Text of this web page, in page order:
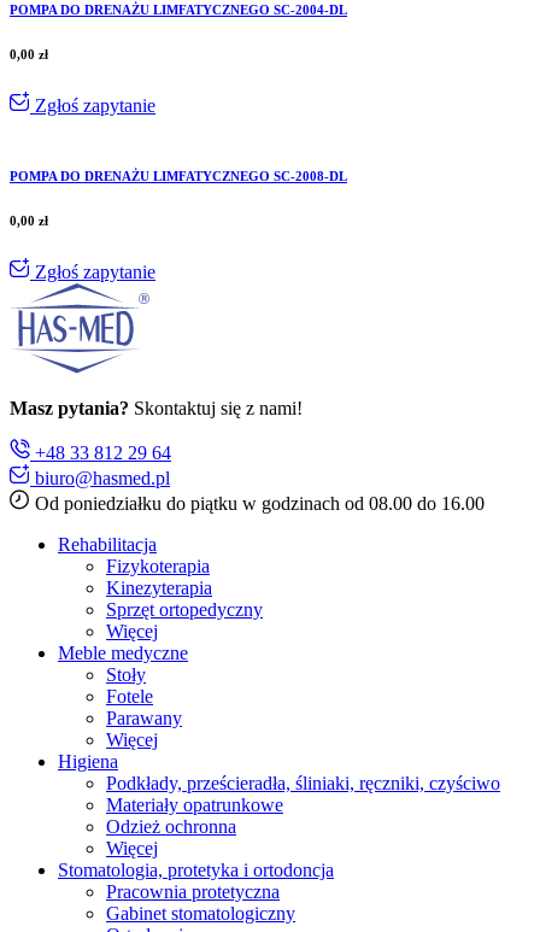
POMPA DO DRENAŻU LIMFATYCZNEGO SC-2004-DL
0,00 zł
Zgłoś zapytanie
POMPA DO DRENAŻU LIMFATYCZNEGO SC-2008-DL
0,00 zł
Zgłoś zapytanie
Masz pytania? Skontaktuj się z nami!
+48 33 812 29 64
biuro@hasmed.pl
Od poniedziałku do piątku w godzinach od 08.00 do 16.00
Rehabilitacja
Fizykoterapia
Kinezyterapia
Sprzęt ortopedyczny
Więcej
Meble medyczne
Stoły
Fotele
Parawany
Więcej
Higiena
Podkłady, prześcieradła, śliniaki, ręczniki, czyściwo
Materiały opatrunkowe
Odzież ochronna
Więcej
Stomatologia, protetyka i ortodoncja
Pracownia protetyczna
Gabinet stomatologiczny